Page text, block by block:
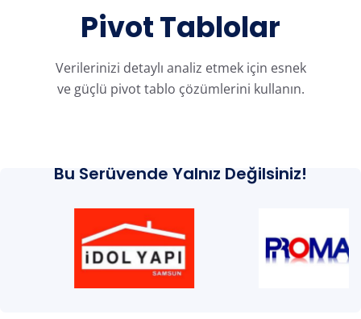
Pivot Tablolar
Verilerinizi detaylı analiz etmek için esnek
ve güçlü pivot tablo çözümlerini kullanın.
Bu Serüvende Yalnız Değilsiniz!